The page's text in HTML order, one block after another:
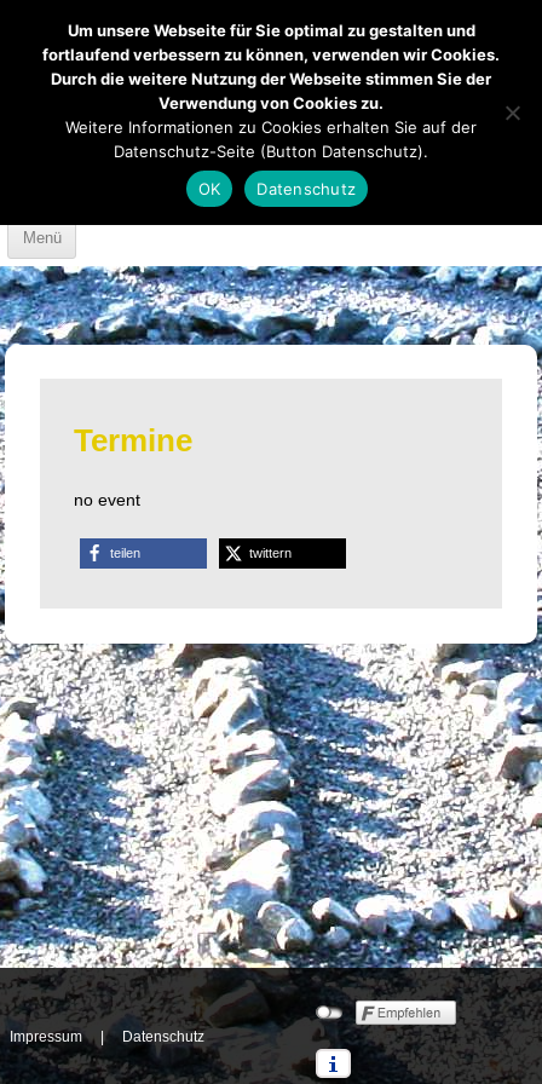
Mendener Labyrinth Kirche Über uns
Anfahrt
Menü
Skip to content
Termine
no event
teilen twittern
Impressum | Datenschutz
Um unsere Webseite für Sie optimal zu gestalten und
fortlaufend verbessern zu können, verwenden wir Cookies.
Durch die weitere Nutzung der Webseite stimmen Sie der
Verwendung von Cookies zu.
Weitere Informationen zu Cookies erhalten Sie auf der
Datenschutz-Seite (Button Datenschutz).
OK
Datenschutz